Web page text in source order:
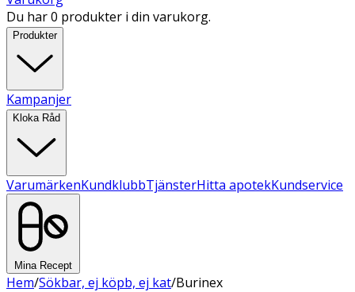
Du har 0 produkter i din varukorg.
Produkter
Kampanjer
Kloka Råd
VarumärkenKundklubbTjänsterHitta apotekKundservice
Mina Recept
Hem/Sökbar, ej köpb, ej kat/Burinex